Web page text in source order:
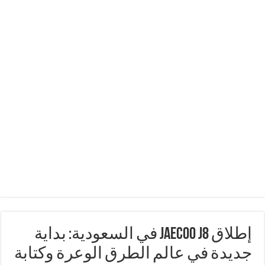
إطلاق JAECOO J8 في السعودية: بداية
جديدة في عالم الطرق الوعرة وكتابة